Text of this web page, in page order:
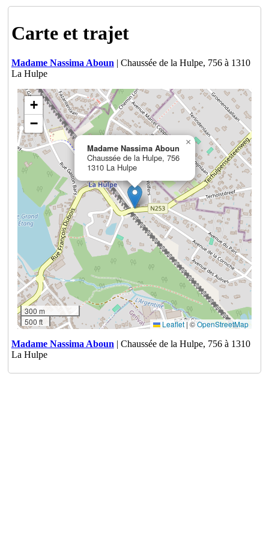
Carte et trajet
Madame Nassima Aboun | Chaussée de la Hulpe, 756 à 1310
La Hulpe
Madame Nassima Aboun
Chaussée de la Hulpe, 756
1310 La Hulpe
×
+
−
300 m
500 ft
Leaflet|©OpenStreetMap
Madame Nassima Aboun | Chaussée de la Hulpe, 756 à 1310
La Hulpe